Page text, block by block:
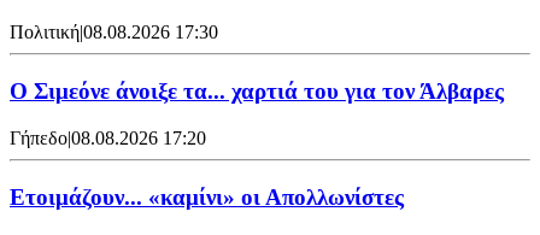
Πολιτική|08.08.2026 17:30
Ο Σιμεόνε άνοιξε τα... χαρτιά του για τον Άλβαρες
Γήπεδο|08.08.2026 17:20
Ετοιμάζουν... «καμίνι» οι Απολλωνίστες